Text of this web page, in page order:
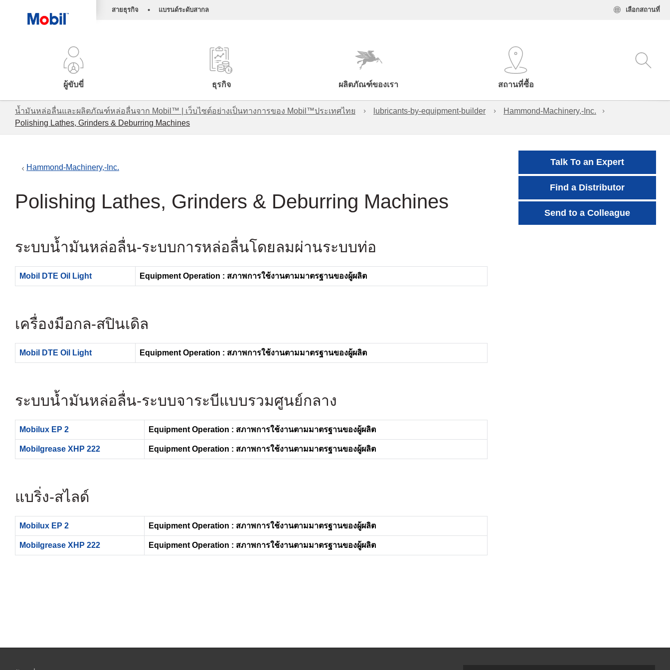
สายธุรกิจ • แบรนด์ระดับสากล เลือกสถานที่
ผู้ขับขี่ ธุรกิจ ผลิตภัณฑ์ของเรา สถานที่ซื้อ
น้ำมันหล่อลื่นและผลิตภัณฑ์หล่อลื่นจาก Mobil™ | เว็บไซต์อย่างเป็นทางการของ Mobil™ประเทศไทย lubricants-by-equipment-builder
Hammond-Machinery,-Inc.
Polishing Lathes, Grinders & Deburring Machines
Hammond-Machinery,-Inc.
Polishing Lathes, Grinders & Deburring Machines
ระบบน้ำมันหล่อลื่น- ระบบการหล่อลื่นโดยลมผ่านระบบท่อ
Mobil DTE Oil Light Equipment Operation : สภาพการใช้งานตามมาตรฐานของผู้ผลิต
เครื่องมือกล-สปินเดิล
Mobil DTE Oil Light Equipment Operation : สภาพการใช้งานตามมาตรฐานของผู้ผลิต
ระบบน้ำมันหล่อลื่น- ระบบจาระบีแบบรวมศูนย์กลาง
Mobilux EP 2 Equipment Operation : สภาพการใช้งานตามมาตรฐานของผู้ผลิต
Mobilgrease XHP 222 Equipment Operation : สภาพการใช้งานตามมาตรฐานของผู้ผลิต
แบริ่ง-สไลด์
Mobilux EP 2 Equipment Operation : สภาพการใช้งานตามมาตรฐานของผู้ผลิต
Mobilgrease XHP 222 Equipment Operation : สภาพการใช้งานตามมาตรฐานของผู้ผลิต
Talk To an Expert
Find a Distributor
Send to a Colleague